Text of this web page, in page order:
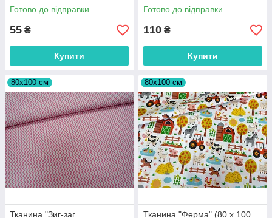
Готово до відправки
55 ₴
Купити
Готово до відправки
110 ₴
Купити
80х100 см
Тканина "Зиг-заг
80х100 см
Тканина "Ферма" (80 х 100